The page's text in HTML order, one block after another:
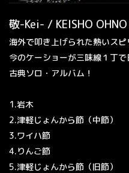
敬-Kei- / KEISHO OHNO
海外で叩き上げられた熱いス
今のケーショーが三味線１丁
古典ソロ・アルバム！
1.岩木
2.津軽じょんから節（中節）
3.ワイハ節
4.りんご節
5.津軽じょんから節（旧節）